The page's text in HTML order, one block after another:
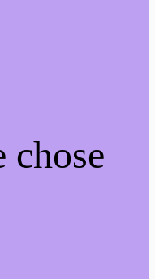
chose